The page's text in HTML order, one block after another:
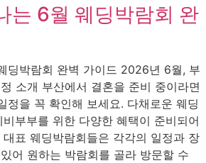
는 6월 웨딩박람회 완
딩박람회 완벽 가이드 2026년 6월, 부
소개 부산에서 결혼을 준비 중이라면
정을 꼭 확인해 보세요. 다채로운 웨딩
부부를 위한 다양한 혜택이 준비되어
표 웨딩박람회들은 각각의 일정과 장
어 원하는 박람회를 골라 방문할 수